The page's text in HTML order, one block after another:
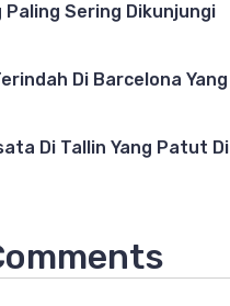
Paling Sering Dikunjungi
Di Barcelona Yang
Di Tallin Yang Patut Di